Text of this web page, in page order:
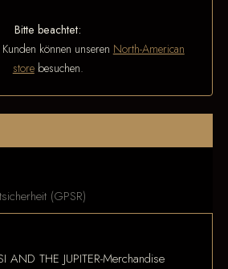
Bitte beachtet:
können unseren North-American
storebesuchen.
(GPSR)
AND THE JUPITER-Merchandise